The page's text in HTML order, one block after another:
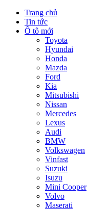
Trang chủ
Tin tức
Ô tô mới
Toyota
Hyundai
Honda
Mazda
Ford
Kia
Mitsubishi
Nissan
Mercedes
Lexus
Audi
BMW
Volkswagen
Vinfast
Suzuki
Isuzu
Mini Cooper
Volvo
Maserati